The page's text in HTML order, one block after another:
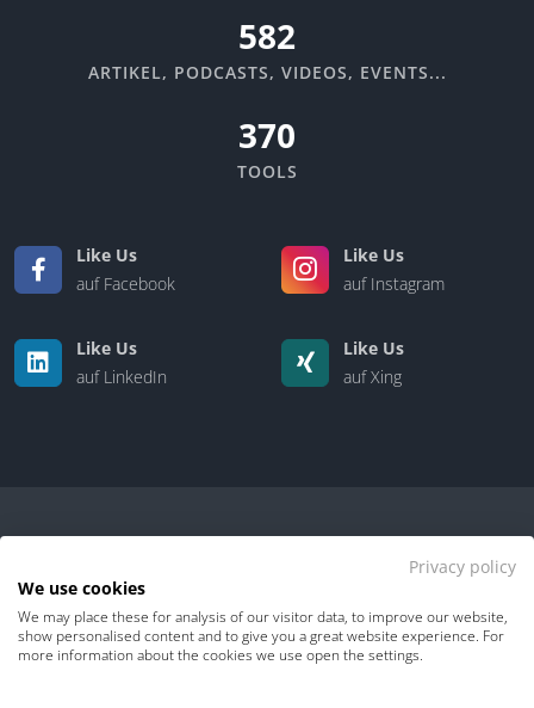
670
ARTIKEL, PODCASTS, VIDEOS, EVENTS...
370
TOOLS
Like Us
auf Facebook
Like Us
auf Instagram
Like Us
auf LinkedIn
Like Us
auf Xing
Kontakt | Über uns
Privacy policy
We use cookies
We may place these for analysis of our visitor data, to improve our website,
show personalised content and to give you a great website experience. For
more information about the cookies we use open the settings.